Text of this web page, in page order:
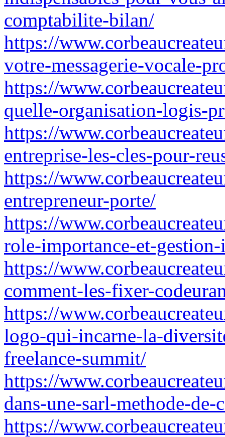
comptabilite-bilan/
https://
votre-messagerie-vocale-
https://
quelle-organisation-logis-
https://
entreprise-les-cles-pour-
https://
entrepreneur-porte/
https://
role-importance-et-
https://
comment-les-fixer-
https://
logo-qui-incarne-la-
freelance-summit/
https://
dans-une-sarl-methode-
https://